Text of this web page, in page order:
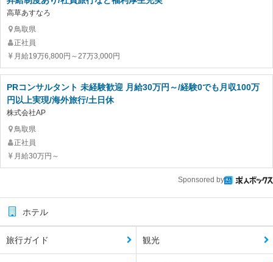
高草あすなろ
鳥取県
正社員
月給19万6,800円～27万3,000円
PRコンサルタント 未経験歓迎 月給30万円～/経験0でも月収100万
円以上実現/海外旅行/土日休
株式会社AP
鳥取県
正社員
月給30万円～
Sponsored by
ホテル
旅行ガイド 観光